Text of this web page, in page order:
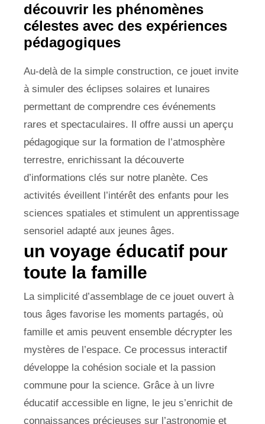
découvrir les phénomènes
célestes avec des expériences
pédagogiques
Au-delà de la simple construction, ce jouet invite
à simuler des éclipses solaires et lunaires
permettant de comprendre ces événements
rares et spectaculaires. Il offre aussi un aperçu
pédagogique sur la formation de l’atmosphère
terrestre, enrichissant la découverte
d’informations clés sur notre planète. Ces
activités éveillent l’intérêt des enfants pour les
sciences spatiales et stimulent un apprentissage
sensoriel adapté aux jeunes âges.
un voyage éducatif pour
toute la famille
La simplicité d’assemblage de ce jouet ouvert à
tous âges favorise les moments partagés, où
famille et amis peuvent ensemble décrypter les
mystères de l’espace. Ce processus interactif
développe la cohésion sociale et la passion
commune pour la science. Grâce à un livre
éducatif accessible en ligne, le jeu s’enrichit de
connaissances précieuses sur l’astronomie et